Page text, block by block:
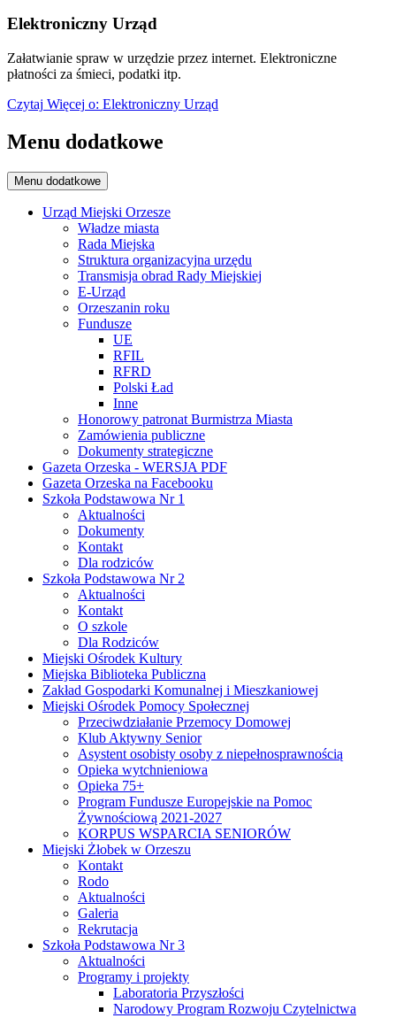
Elektroniczny Urząd
Załatwianie spraw w urzędzie przez internet. Elektroniczne
płatności za śmieci, podatki itp.
Czytaj Więcej o: Elektroniczny Urząd
Menu dodatkowe
Menu dodatkowe
Urząd Miejski Orzesze
Władze miasta
Rada Miejska
Struktura organizacyjna urzędu
Transmisja obrad Rady Miejskiej
E-Urząd
Orzeszanin roku
Fundusze
UE
RFIL
RFRD
Polski Ład
Inne
Honorowy patronat Burmistrza Miasta
Zamówienia publiczne
Dokumenty strategiczne
Gazeta Orzeska - WERSJA PDF
Gazeta Orzeska na Facebooku
Szkoła Podstawowa Nr 1
Aktualności
Dokumenty
Kontakt
Dla rodziców
Szkoła Podstawowa Nr 2
Aktualności
Kontakt
O szkole
Dla Rodziców
Miejski Ośrodek Kultury
Miejska Biblioteka Publiczna
Zakład Gospodarki Komunalnej i Mieszkaniowej
Miejski Ośrodek Pomocy Społecznej
Przeciwdziałanie Przemocy Domowej
Klub Aktywny Senior
Asystent osobisty osoby z niepełnosprawnością
Opieka wytchnieniowa
Opieka 75+
Program Fundusze Europejskie na Pomoc
Żywnościową 2021-2027
KORPUS WSPARCIA SENIORÓW
Miejski Żłobek w Orzeszu
Kontakt
Rodo
Aktualności
Galeria
Rekrutacja
Szkoła Podstawowa Nr 3
Aktualności
Programy i projekty
Laboratoria Przyszłości
Narodowy Program Rozwoju Czytelnictwa